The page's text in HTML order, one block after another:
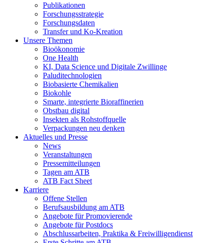
Publikationen
Forschungsstrategie
Forschungsdaten
Transfer und Ko-Kreation
Unsere Themen
Bioökonomie
One Health
KI, Data Science und Digitale Zwillinge
Paluditechnologien
Biobasierte Chemikalien
Biokohle
Smarte, integrierte Bioraffinerien
Obstbau digital
Insekten als Rohstoffquelle
Verpackungen neu denken
Aktuelles und Presse
News
Veranstaltungen
Pressemitteilungen
Tagen am ATB
ATB Fact Sheet
Karriere
Offene Stellen
Berufsausbildung am ATB
Angebote für Promovierende
Angebote für Postdocs
Abschlussarbeiten, Praktika & Freiwilligendienst